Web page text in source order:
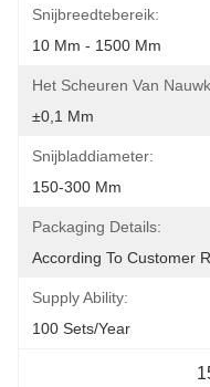
Snijbreedtebereik:
10 Mm - 1500 Mm
Het Scheuren Van
±0,1 Mm
Snijbladdiameter:
150-300 Mm
Packaging Details:
According To Customer
Supply Ability:
100 Sets/year